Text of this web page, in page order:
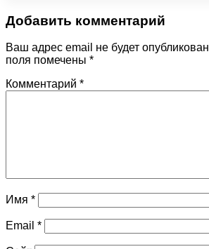
Добавить комментарий
Ваш адрес email не будет
поля помечены *
Комментарий *
Имя *
Email *